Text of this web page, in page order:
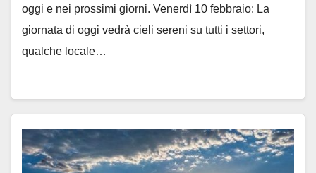
oggi e nei prossimi giorni. Venerdì 10 febbraio: La
giornata di oggi vedrà cieli sereni su tutti i settori,
qualche locale…